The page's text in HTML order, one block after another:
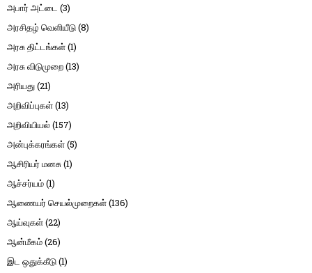
அபார் அட்டை (3)
அரசிதழ் வெளியீடு(8)
அரசு திட்டங்கள்(1)
அரசு விடுமுறை(13)
அரியது(21)
அறிவிப்புகள்(13)
அறிவியியல் (157)
அன்புக்கரங்கள்(5)
ஆசிரியர் மனசு(1)
ஆச்சர்யம்(1)
ஆணையர் செயல்முறைகள்(136)
ஆய்வுகள்(22)
ஆன்மீகம்(26)
இட ஒதுக்கீடு(1)